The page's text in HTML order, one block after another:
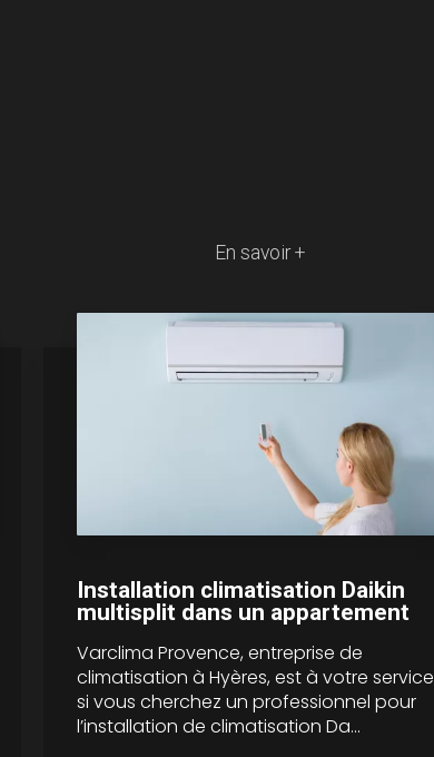
En savoir +
Installation climatisation Daikin
multisplit dans un appartement
Varclima Provence, entreprise de
climatisation à Hyères, est à votre service
si vous cherchez un professionnel pour
l’installation de climatisation Da...